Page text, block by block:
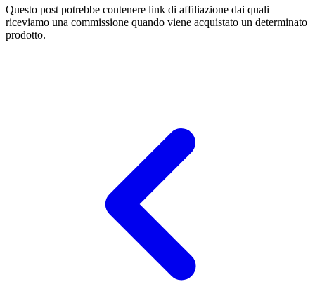
Questo post potrebbe contenere link di affiliazione dai quali
riceviamo una commissione quando viene acquistato un determinato
prodotto.